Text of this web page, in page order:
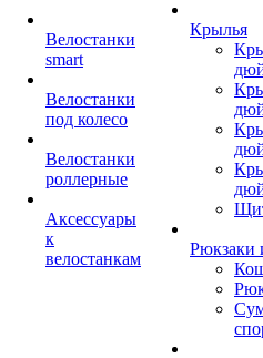
Велостанки
smart
Велостанки
под колесо
Велостанки
роллерные
Аксессуары
к
велостанкам
Крылья
Рюкзаки